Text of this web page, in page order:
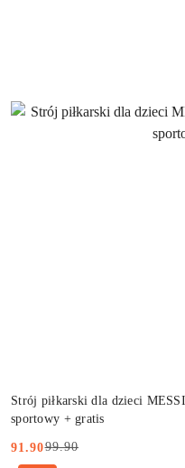
Strój piłkarski dla dzieci
sportowy + gratis
Cena
91.90
Cena
99.90